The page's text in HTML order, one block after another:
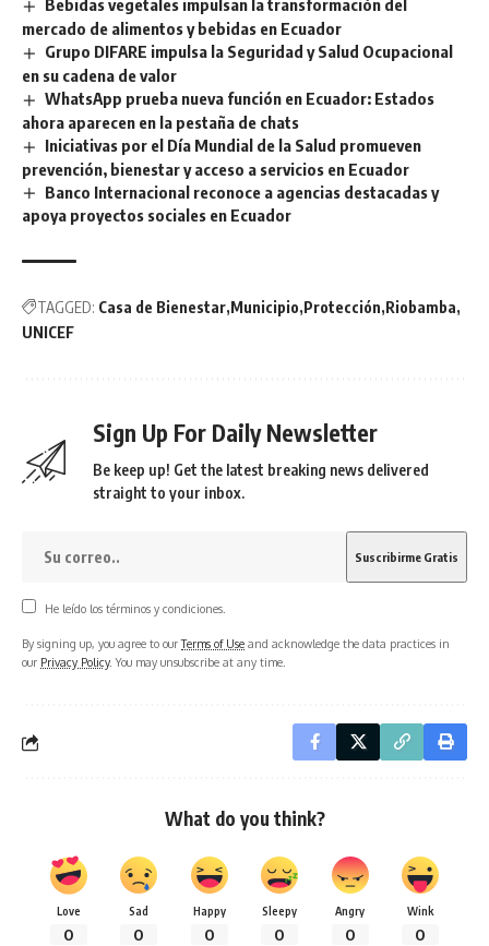
Bebidas vegetales impulsan la transformación del
mercado de alimentos y bebidas en Ecuador
Grupo DIFARE impulsa la Seguridad y Salud Ocupacional
en su cadena de valor
WhatsApp prueba nueva función en Ecuador: Estados
ahora aparecen en la pestaña de chats
Iniciativas por el Día Mundial de la Salud promueven
prevención, bienestar y acceso a servicios en Ecuador
Banco Internacional reconoce a agencias destacadas y
apoya proyectos sociales en Ecuador
TAGGED: Casa de Bienestar Municipio Protección Riobamba
UNICEF
Sign Up For Daily Newsletter
Be keep up! Get the latest breaking news delivered
straight to your inbox.
He leído los términos y condiciones.
By signing up, you agree to ourTerms of Use and acknowledge the data practices in
our Privacy Policy. You may unsubscribe at any time.
What do you think?
Love
0
Sad
0
Happy
0
Sleepy
0
Angry
0
Wink
0